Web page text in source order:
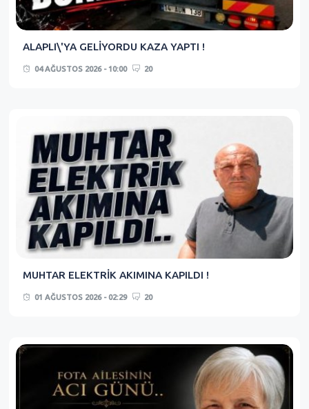
ALAPLI\'YA GELİYORDU KAZA YAPTI !
04 AĞUSTOS 2026 - 10:00 20
MUHTAR ELEKTRİK AKIMINA KAPILDI !
01 AĞUSTOS 2026 - 02:29 20